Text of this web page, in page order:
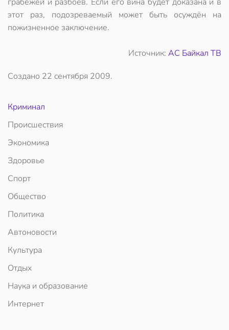
этот раз, подозреваемый может быть осуждён на
пожизненное заключение.
Источник: АС Байкал ТВ
Создано 22 сентября 2009.
Криминал
Происшествия
Экономика
Здоровье
Спорт
Общество
Политика
Автоновости
Культура
Отдых
Наука и образование
Интернет